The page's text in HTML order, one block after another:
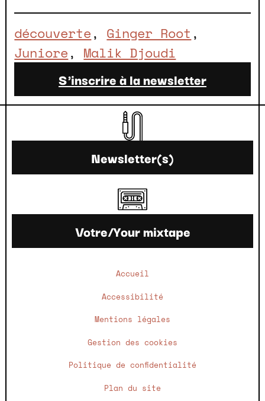
découverte, Ginger Root
Juniore, Malik Djoudi
S'inscrire à la newsletter
Newsletter(s)
Votre/Your mixtape
Accueil
Accessibilité
Mentions légales
Gestion des cookies
Politique de confidentialité
Plan du site